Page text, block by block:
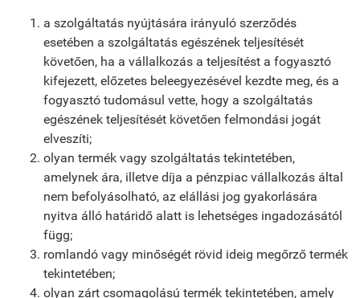
a szolgáltatás nyújtására irányuló szerződés
esetében a szolgáltatás egészének teljesítését
követően, ha a vállalkozás a teljesítést a fogyasztó
kifejezett, előzetes beleegyezésével kezdte meg, és a
fogyasztó tudomásul vette, hogy a szolgáltatás
egészének teljesítését követően felmondási jogát
elveszíti;
olyan termék vagy szolgáltatás tekintetében,
amelynek ára, illetve díja a pénzpiac vállalkozás által
nem befolyásolható, az elállási jog gyakorlására
nyitva álló határidő alatt is lehetséges ingadozásától
függ;
romlandó vagy minőségét rövid ideig megőrző termék
tekintetében;
olyan zárt csomagolású termék tekintetében, amely